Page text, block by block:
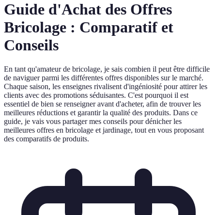
Guide d'Achat des Offres
Bricolage : Comparatif et
Conseils
En tant qu'amateur de bricolage, je sais combien il peut être difficile
de naviguer parmi les différentes offres disponibles sur le marché.
Chaque saison, les enseignes rivalisent d'ingéniosité pour attirer les
clients avec des promotions séduisantes. C'est pourquoi il est
essentiel de bien se renseigner avant d'acheter, afin de trouver les
meilleures réductions et garantir la qualité des produits. Dans ce
guide, je vais vous partager mes conseils pour dénicher les
meilleures offres en bricolage et jardinage, tout en vous proposant
des comparatifs de produits.